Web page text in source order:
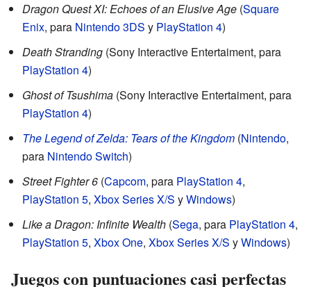
Dragon Quest XI: Echoes of an Elusive Age (Square
Enix, para Nintendo 3DS y PlayStation 4)
Death Stranding (Sony Interactive Entertaiment, para
PlayStation 4)
Ghost of Tsushima (Sony Interactive Entertaiment, para
PlayStation 4)
The Legend of Zelda: Tears of the Kingdom (Nintendo,
para Nintendo Switch)
Street Fighter 6 (Capcom, para PlayStation 4,
PlayStation 5, Xbox Series X/S yWindows)
Like a Dragon: Infinite Wealth (Sega, para PlayStation 4,
PlayStation 5, Xbox One, Xbox Series X/S yWindows)
Juegos con puntuaciones casi perfectas